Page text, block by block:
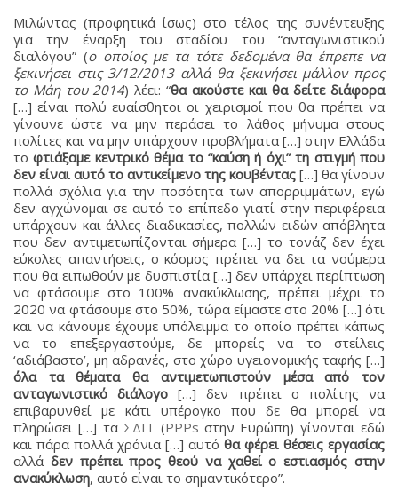
Μιλώντας (προφητικά ίσως) στο τέλος της συνέντευξης
για την έναρξη του σταδίου του “ανταγωνιστικού
διαλόγου” (ο οποίος με τα τότε δεδομένα θα έπρεπε να
ξεκινήσει στις 3/12/2013 αλλά θα ξεκινήσει μάλλον προς
το Μάη του 2014) λέει: “θα ακούστε και θα δείτε διάφορα
[…] είναι πολύ ευαίσθητοι οι χειρισμοί που θα πρέπει να
γίνουνε ώστε να μην περάσει το λάθος μήνυμα στους
πολίτες και να μην υπάρχουν προβλήματα […] στην Ελλάδα
τοφτιάξαμε κεντρικό θέμα το “καύση ή όχι” τη στιγμή που
δεν είναι αυτό το αντικείμενο της κουβέντας […] θα γίνουν
πολλά σχόλια για την ποσότητα των απορριμμάτων, εγώ
δεν αγχώνομαι σε αυτό το επίπεδο γιατί στην περιφέρεια
υπάρχουν και άλλες διαδικασίες, πολλών ειδών απόβλητα
που δεν αντιμετωπίζονται σήμερα […] το τονάζ δεν έχει
εύκολες απαντήσεις, ο κόσμος πρέπει να δει τα νούμερα
που θα ειπωθούν με δυσπιστία […] δεν υπάρχει περίπτωση
να φτάσουμε στο 100% ανακύκλωσης, πρέπει μέχρι το
2020 να φτάσουμε στο 50%, τώρα είμαστε στο 20% […] ότι
και να κάνουμε έχουμε υπόλειμμα το οποίο πρέπει κάπως
να το επεξεργαστούμε, δε μπορείς να το στείλεις
‘αδιάβαστο’, μη αδρανές, στο χώρο υγειονομικής ταφής […]
όλα τα θέματα θα αντιμετωπιστούν μέσα από τον
ανταγωνιστικό διάλογο […] δεν πρέπει ο πολίτης να
επιβαρυνθεί με κάτι υπέρογκο που δε θα μπορεί να
πληρώσει […] τα ΣΔΙΤ (PPPs στην Ευρώπη) γίνονται εδώ
και πάρα πολλά χρόνια […] αυτό θα φέρει θέσεις εργασίας
αλλά δεν πρέπει προς θεού να χαθεί ο εστιασμός στην
ανακύκλωση, αυτό είναι το σημαντικότερο”.